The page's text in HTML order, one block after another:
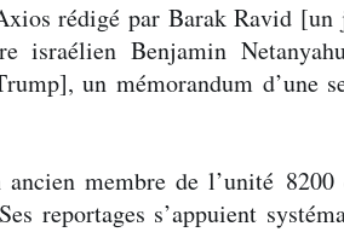
rédigé par Barak Ravid [un
israélien Benjamin
un mémorandum d’une
membre de l’unité 8200
reportages s’appuient